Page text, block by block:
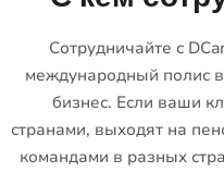
Сотрудничайте с
международный полис в
бизнес. Если ваши
странами, выходят на
командами в разных